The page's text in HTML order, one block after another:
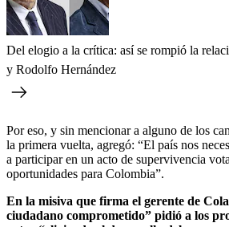
Del elogio a la crítica: así se rompió la
y Rodolfo Hernández
Por eso, y sin mencionar a alguno de los
la primera vuelta, agregó: “El país nos
a participar en un acto de supervivencia
oportunidades para Colombia”.
En la misiva que firma el gerente de
ciudadano comprometido” pidió a los